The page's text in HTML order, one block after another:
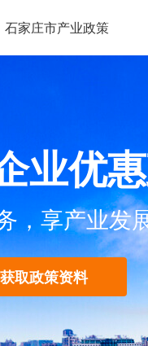
石家庄市产业政策
业优
，享产业发
取政策资料